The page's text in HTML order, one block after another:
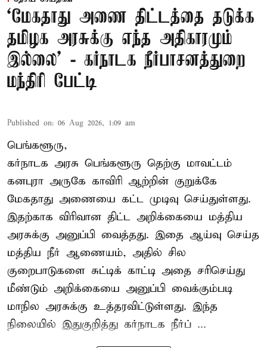
‘மேகதாது அணை திட்டத்தை தடுக்க
தமிழக அரசுக்கு எந்த அதிகாரமும்
இல்லை’ - கர்நாடக நீர்பாசனத்துறை
மந்திரி பேட்டி
Published on: 06 Aug 2026, 1:09 am
பெங்களூரு,
கர்நாடக அரசு பெங்களூரு தெற்கு மாவட்டம்
கனபுரா அருகே காவிரி ஆற்றின் குறுக்கே
மேகதாது அணையை கட்ட முடிவு செய்துள்ளது.
இதற்காக விரிவான திட்ட அறிக்கையை மத்திய
அரசுக்கு அனுப்பி வைத்தது. இதை ஆய்வு செய்த
மத்திய நீர் ஆணையம், அதில் சில
குறைபாடுகளை சுட்டிக் காட்டி அதை சரிசெய்து
மீண்டும் அறிக்கையை அனுப்பி வைக்கும்படி
மாநில அரசுக்கு உத்தரவிட்டுள்ளது. இந்த
நிலையில் இதுகுறித்து கர்நாடக நீர்ப் ...